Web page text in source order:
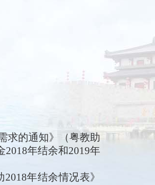
求的通知》（粤教助
2018年结余和2019年
2018年结余情况表》